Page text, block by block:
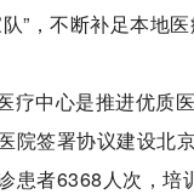
”，不断补足本地
疗中心是推进优质
院签署协议建设北
患者6368人次，培